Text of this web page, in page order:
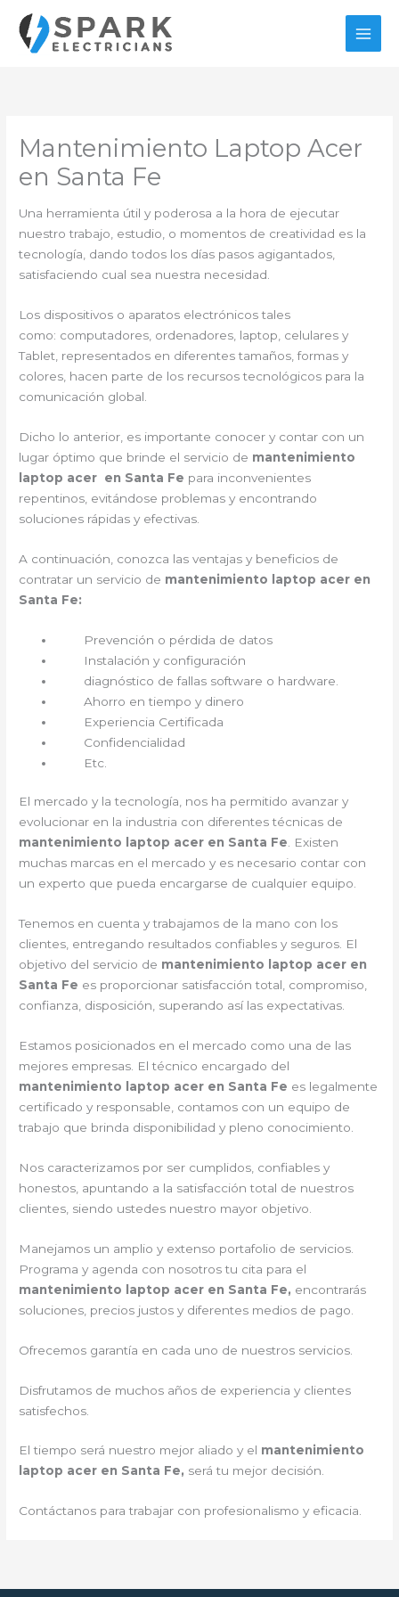
contenido
Mantenimiento Laptop Acer
en Santa Fe
Una herramienta útil y poderosa a la hora de ejecutar
nuestro trabajo, estudio, o momentos de creatividad es la
tecnología, dando todos los días pasos agigantados,
satisfaciendo cual sea nuestra necesidad.
Los dispositivos o aparatos electrónicos tales
como: computadores, ordenadores, laptop, celulares y
Tablet, representados en diferentes tamaños, formas y
colores, hacen parte de los recursos tecnológicos para la
comunicación global.
Dicho lo anterior, es importante conocer y contar con un
lugar óptimo que brinde el servicio de mantenimiento
laptop acer en Santa Fe para inconvenientes
repentinos, evitándose problemas y encontrando
soluciones rápidas y efectivas.
A continuación, conozca las ventajas y beneficios de
contratar un servicio de mantenimiento laptop acer en
Santa Fe:
Prevención o pérdida de datos
Instalación y configuración
diagnóstico de fallas software o hardware.
Ahorro en tiempo y dinero
Experiencia Certificada
Confidencialidad
Etc.
El mercado y la tecnología, nos ha permitido avanzar y
evolucionar en la industria con diferentes técnicas de
mantenimiento laptop acer en Santa Fe. Existen
muchas marcas en el mercado y es necesario contar con
un experto que pueda encargarse de cualquier equipo.
Tenemos en cuenta y trabajamos de la mano con los
clientes, entregando resultados confiables y seguros. El
objetivo del servicio de mantenimiento laptop acer en
Santa Fe es proporcionar satisfacción total, compromiso,
confianza, disposición, superando así las expectativas.
Estamos posicionados en el mercado como una de las
mejores empresas. El técnico encargado del
mantenimiento laptop acer en Santa Fe es legalmente
certificado y responsable, contamos con un equipo de
trabajo que brinda disponibilidad y pleno conocimiento.
Nos caracterizamos por ser cumplidos, confiables y
honestos, apuntando a la satisfacción total de nuestros
clientes, siendo ustedes nuestro mayor objetivo.
Manejamos un amplio y extenso portafolio de servicios.
Programa y agenda con nosotros tu cita para el
mantenimiento laptop acer en Santa Fe, encontrarás
soluciones, precios justos y diferentes medios de pago.
Ofrecemos garantía en cada uno de nuestros servicios.
Disfrutamos de muchos años de experiencia y clientes
satisfechos.
El tiempo será nuestro mejor aliado y el mantenimiento
laptop acer en Santa Fe, será tu mejor decisión.
Contáctanos para trabajar con profesionalismo y eficacia.